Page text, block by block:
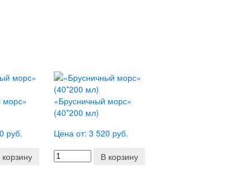
морс»
руб.
«Брусничный морс»
(40*200 мл)
Цена от: 3 520 руб.
В корзину